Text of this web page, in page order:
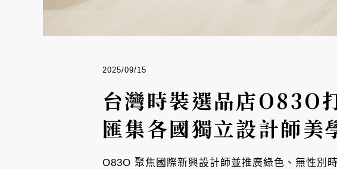
2025/09/15
台灣時裝選品店O83O
匯集各國獨立設計師美
O83O 聚焦國際新興設計師並推廣綠色、無性別